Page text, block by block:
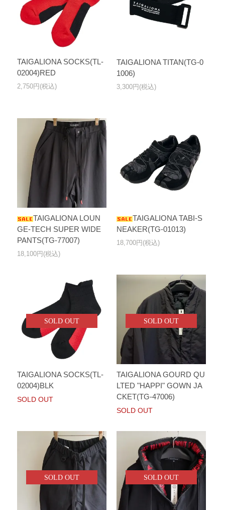
TAIGALIONA SOCKS(TL-
02004)RED
2,750円(税込)
TAIGALIONA TITAN(TG-0
1006)
3,300円(税込)
TAIGALIONA LOUN
GE-TECH SUPER WIDE
PANTS(TG-77007)
18,100円(税込)
TAIGALIONA TABI-S
NEAKER(TG-01013)
18,700円(税込)
SOLD OUT
TAIGALIONA SOCKS(TL-
02004)BLK
SOLD OUT
SOLD OUT
TAIGALIONA GOURD QU
LTED "HAPPI" GOWN JA
CKET(TG-47006)
SOLD OUT
SOLD OUT SOLD OUT